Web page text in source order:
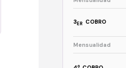
3ER COBRO
Mensualidad
o